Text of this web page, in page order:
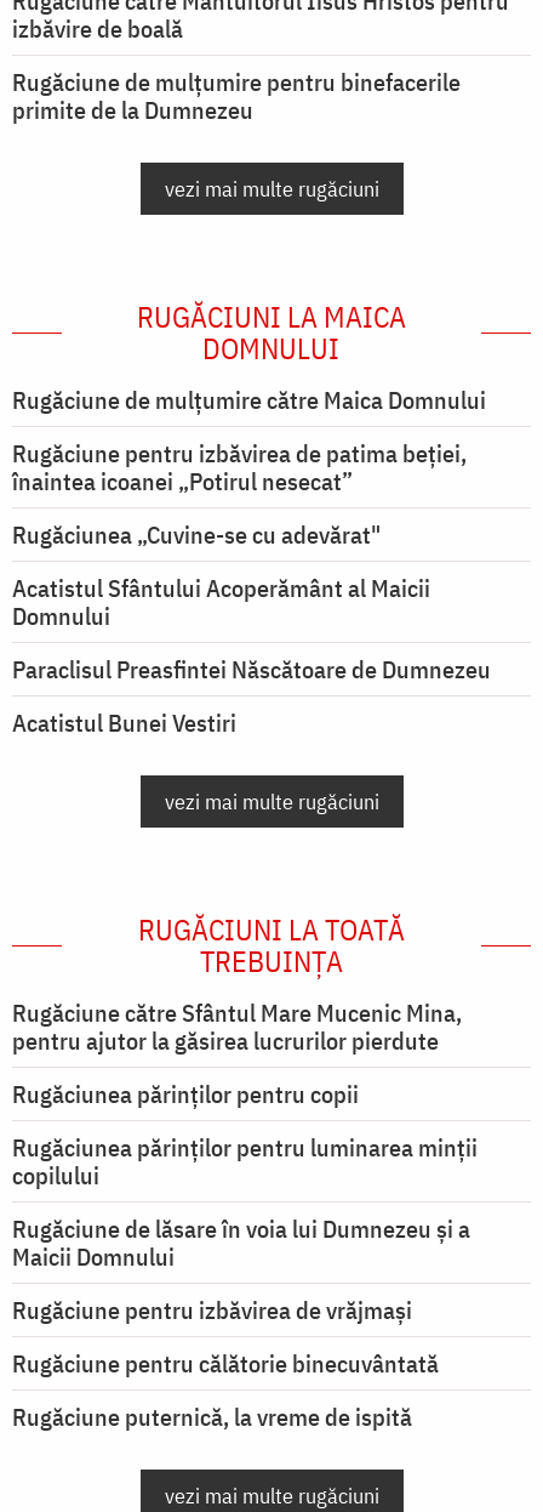
izbăvire de boală
Rugăciune de mulțumire pentru binefacerile
primite de la Dumnezeu
vezi mai multe rugăciuni
RUGĂCIUNI LA MAICA
DOMNULUI
Rugăciune de mulţumire către Maica Domnului
Rugăciune pentru izbăvirea de patima beției,
înaintea icoanei „Potirul nesecat”
Rugăciunea „Cuvine-se cu adevărat"
Acatistul Sfântului Acoperământ al Maicii
Domnului
Paraclisul Preasfintei Născătoare de Dumnezeu
Acatistul Bunei Vestiri
vezi mai multe rugăciuni
RUGĂCIUNI LA TOATĂ
TREBUINȚA
Rugăciune către Sfântul Mare Mucenic Mina,
pentru ajutor la găsirea lucrurilor pierdute
Rugăciunea părinților pentru copii
Rugăciunea părinților pentru luminarea minţii
copilului
Rugăciune de lăsare în voia lui Dumnezeu şi a
Maicii Domnului
Rugăciune pentru izbăvirea de vrăjmași
Rugăciune pentru călătorie binecuvântată
Rugăciune puternică, la vreme de ispită
vezi mai multe rugăciuni